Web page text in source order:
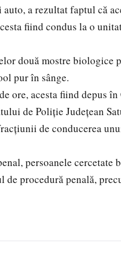
a rezultat faptul că
fiind condus la o
două mostre biologice
pur în sânge.
ore, acesta fiind depus
de Poliție Județean
de conducerea
persoanele cercetate
procedură penală,